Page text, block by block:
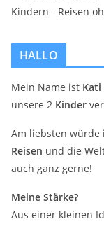
HALLO
Mein Name ist Kati
unsere 2 Kinder
Am liebsten würde
Reisen und die
auch ganz gerne!
Meine Stärke?
Aus einer kleinen